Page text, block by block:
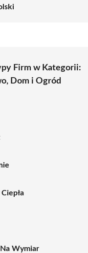
Firm w Kategorii:
Dom i Ogród
Wymiar